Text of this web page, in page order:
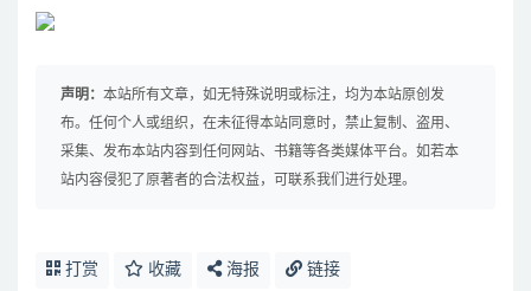
声明： 本站所有文章，如无特殊说明或标注，均为本站原创发
布。任何个人或组织，在未征得本站同意时，禁止复制、盗用、
采集、发布本站内容到任何网站、书籍等各类媒体平台。如若本
站内容侵犯了原著者的合法权益，可联系我们进行处理。
打赏 收藏 海报 链接